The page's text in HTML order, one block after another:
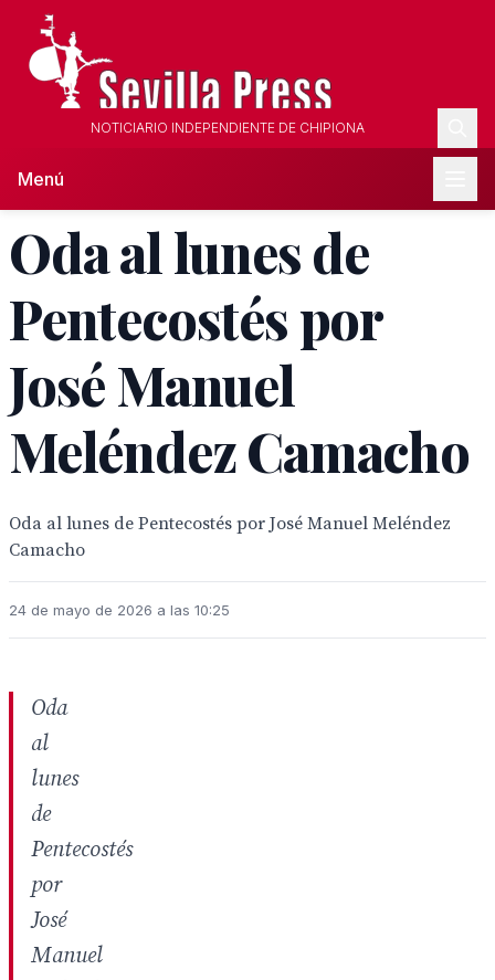
NOTICIARIO INDEPENDIENTE DE CHIPIONA
Menú
Oda al lunes de
Pentecostés por
José Manuel
Meléndez Camacho
Oda al lunes de Pentecostés por José Manuel Meléndez
Camacho
24 de mayo de 2026 a las 10:25
Oda
al
lunes
de
Pentecostés
por
José
Manuel